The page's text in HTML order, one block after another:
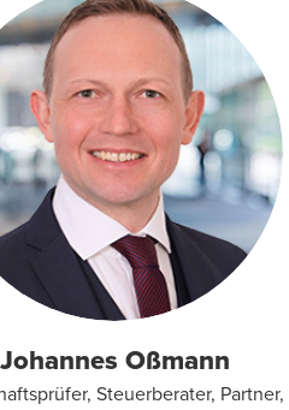
Johannes Oßmann
Steuerberater, Partner,